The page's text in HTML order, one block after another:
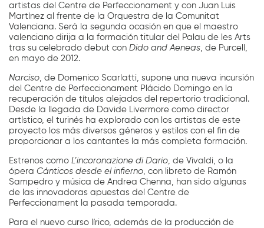
artistas del Centre de Perfeccionament y con Juan Luis
Martínez al frente de la Orquestra de la Comunitat
Valenciana. Será la segunda ocasión en que el maestro
valenciano dirija a la formación titular del Palau de les Arts
tras su celebrado debut conDido and Aeneas , de Purcell,
en mayo de 2012.
Narciso , de Domenico Scarlatti, supone una nueva incursión
del Centre de Perfeccionament Plácido Domingo en la
recuperación de títulos alejados del repertorio tradicional.
Desde la llegada de Davide Livermore como director
artístico, el turinés ha explorado con los artistas de este
proyecto los más diversos géneros y estilos con el fin de
proporcionar a los cantantes la más completa formación.
Estrenos comoL’incoronazione di Dario, de Vivaldi, o la
óperaCánticos desde el infierno, con libreto de Ramón
Sampedro y música de Andrea Chenna, han sido algunas
de las innovadoras apuestas del Centre de
Perfeccionament la pasada temporada.
Para el nuevo curso lírico, además de la producción de